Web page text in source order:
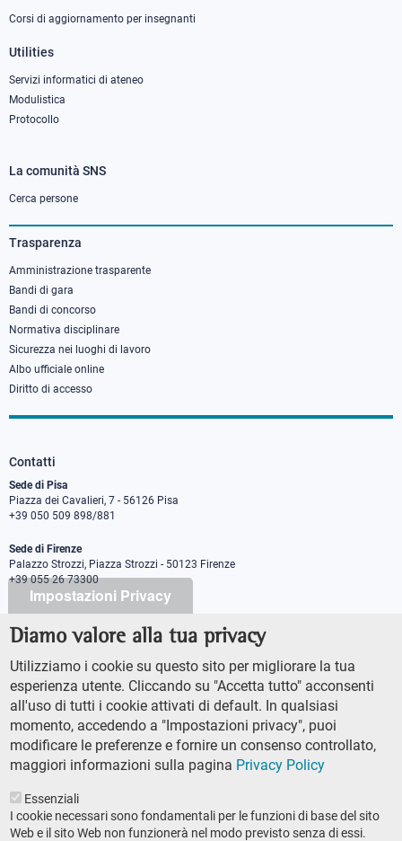
Impostazioni Privacy
Diamo valore alla tua privacy
Utilizziamo i cookie su questo sito per migliorare la tua
esperienza utente. Cliccando su "Accetta tutto" acconsenti
all'uso di tutti i cookie attivati di default. In qualsiasi
momento, accedendo a "Impostazioni privacy", puoi
modificare le preferenze e fornire un consenso controllato,
maggiori informazioni sulla pagina Privacy Policy
Essenziali
I cookie necessari sono fondamentali per le funzioni di base del sito
Web e il sito Web non funzionerà nel modo previsto senza di essi.
Corsi di aggiornamento per insegnanti
Utilities
Servizi informatici di ateneo
Modulistica
Protocollo
Footer
column
3
La comunità SNS
Cerca persone
Trasparenza
Amministrazione trasparente
Bandi di gara
Bandi di concorso
Normativa disciplinare
Sicurezza nei luoghi di lavoro
Albo ufficiale online
Diritto di accesso
Contatti
Sede di Pisa
Piazza dei Cavalieri, 7 - 56126 Pisa
+39 050 509 898/881
Sede di Firenze
Palazzo Strozzi, Piazza Strozzi - 50123 Firenze
+39 055 26 73300
PEC protocollo@pec.sns.it
Codice Fiscale 8000 5050507
Ufficio comunicazione
Addetto stampa
URP - Ufficio relazioni con il pubblico